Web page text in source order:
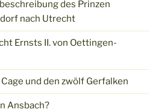
des Prinzen
nach Utrecht
Ernsts II. von Oettingen-
und den zwölf Gerfalken
Ansbach?